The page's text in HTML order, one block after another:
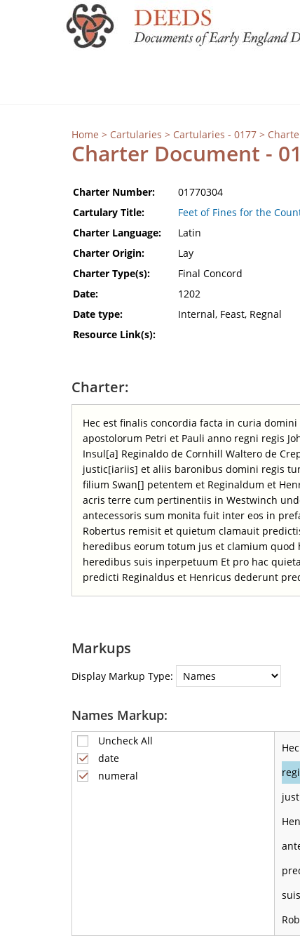
Home > Cartularies > Cartularies - 0177 >
Charter Document -
Charter Number:
01770304
Cartulary Title:
Feet of Fines for the
Charter Language:
Latin
Charter Origin:
Lay
Charter Type(s):
Final Concord
Date:
1202
Date type:
Internal, Feast, Regnal
Resource Link(s):
Charter:
Hec est finalis concordia facta in curia
apostolorum Petri et Pauli anno regni regis
Insul[a] Reginaldo de Cornhill Waltero de
justic[iariis] et aliis baronibus domini regis
filium Swan[] petentem et Reginaldum et
acris terre cum pertinentiis in Westwinch
antecessoris sum monita fuit inter eos in
Robertus remisit et quietum clamauit
heredibus eorum totum jus et clamium
heredibus suis inperpetuum Et pro hac
predicti Reginaldus et Henricus dederunt
Markups
Display Markup Type:
Names Markup:
Uncheck All
date
numeral